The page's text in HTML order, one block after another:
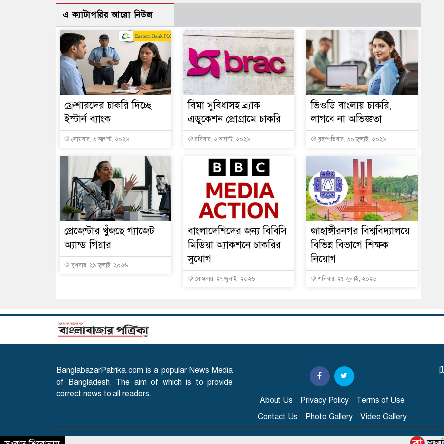
এ ক্যাটাগরির আরো নিউজ
ফ্রেশারদের চাকরি দিচ্ছে
ইস্টার্ন ব্যাংক
সোমবার, ৩ আগস্ট, ২০২৬
বিমা সুবিধাসহ ব্র্যাক
এডুকেশন প্রোগ্রামে চাকরি
রবিবার, ২ আগস্ট, ২০২৬
ভিওডি বাংলায় চাকরি,
লাগবে না অভিজ্ঞতা
বৃহস্পতিবার, ৩০ জুলাই, ২০২৬
প্রেজেন্টার খুঁজছে গ্যাজেট
অ্যান্ড গিয়ার
বুধবার, ২৯ জুলাই, ২০২৬
বাংলাদেশিদের জন্য বিবিসি
মিডিয়া অ্যাকশনে চাকরির
সুযোগ
সোমবার, ২৭ জুলাই, ২০২৬
জাহাঙ্গীরনগর বিশ্ববিদ্যালয়ে
বিভিন্ন বিভাগে শিক্ষক
নিয়োগ
শনিবার, ২৫ জুলাই, ২০২৬
BanglabazarPatrika.com is a popular News Media
of Bangladesh. The aim of which is to provide
correct news to all readers.
About Us Privacy Policy
Terms of Use
Contact Us
Photo Gallery Video Gallery